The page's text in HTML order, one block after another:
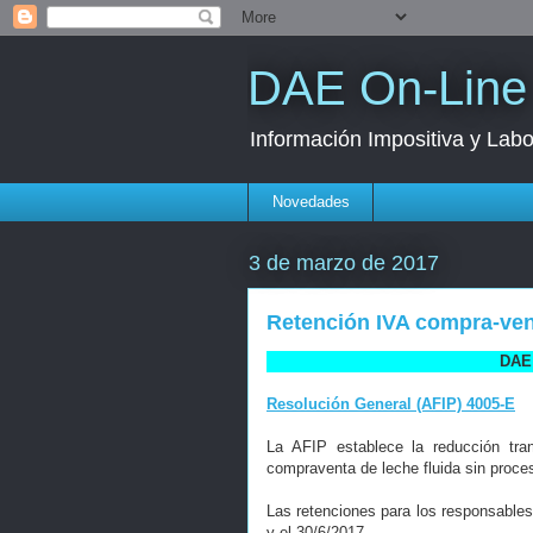
DAE On-Line
Información Impositiva y
Novedades
3 de marzo de 2017
Retención IVA compra-
Resolución General (AFIP) 4005-E
La AFIP establece la reducción
compraventa de leche fluida sin
Las retenciones para los